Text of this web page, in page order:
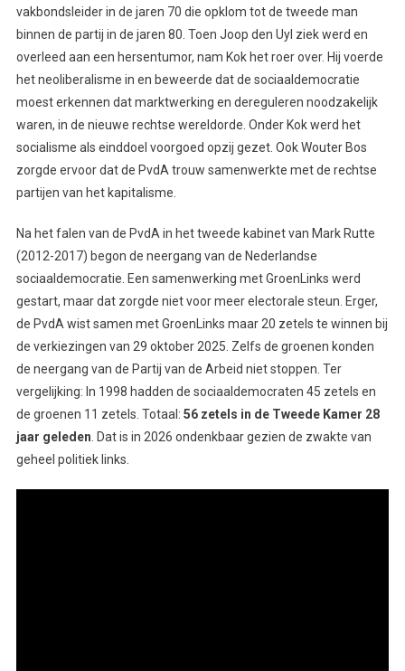
vakbondsleider in de jaren 70 die opklom tot de tweede man
binnen de partij in de jaren 80. Toen Joop den Uyl ziek werd en
overleed aan een hersentumor, nam Kok het roer over. Hij voerde
het neoliberalisme in en beweerde dat de sociaaldemocratie
moest erkennen dat marktwerking en dereguleren noodzakelijk
waren, in de nieuwe rechtse wereldorde. Onder Kok werd het
socialisme als einddoel voorgoed opzij gezet. Ook Wouter Bos
zorgde ervoor dat de PvdA trouw samenwerkte met de rechtse
partijen van het kapitalisme.
Na het falen van de PvdA in het tweede kabinet van Mark Rutte
(2012-2017) begon de neergang van de Nederlandse
sociaaldemocratie . Een samenwerking met GroenLinks werd
gestart, maar dat zorgde niet voor meerelectorale steun. Erger,
de PvdA wistsamen met GroenLinks maar 20 zetels te winnen bij
de verkiezingen van 29 oktober 2025. Zelfs de groenen konden
de neergang van de Partij van de Arbeid niet stoppen. Ter
vergelijking: In 1998 hadden de sociaaldemocraten 45 zetels en
de groenen 11 zetels. Totaal: 56 zetels in de Tweede Kamer 28
jaar geleden . Dat is in 2026 ondenkbaar gezien de zwakte van
geheel politiek links.